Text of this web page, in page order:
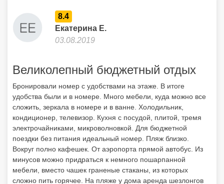
8.4
Екатерина Е.
03.08.2019
Великолепный бюджетный отдых
Бронировали номер с удобствами на этаже. В итоге
удобства были и в номере. Много мебели, куда можно все
сложить, зеркала в номере и в ванне. Холодильник,
кондиционер, телевизор. Кухня с посудой, плитой, тремя
электрочайниками, микроволновкой. Для бюджетной
поездки без питания идеальный номер. Пляж близко.
Вокруг полно кафешек. От аэропорта прямой автобус. Из
минусов можно придраться к немного пошарпанной
мебели, вместо чашек граненые стаканы, из которых
сложно пить горячее. На пляже у дома аренда шезлонгов